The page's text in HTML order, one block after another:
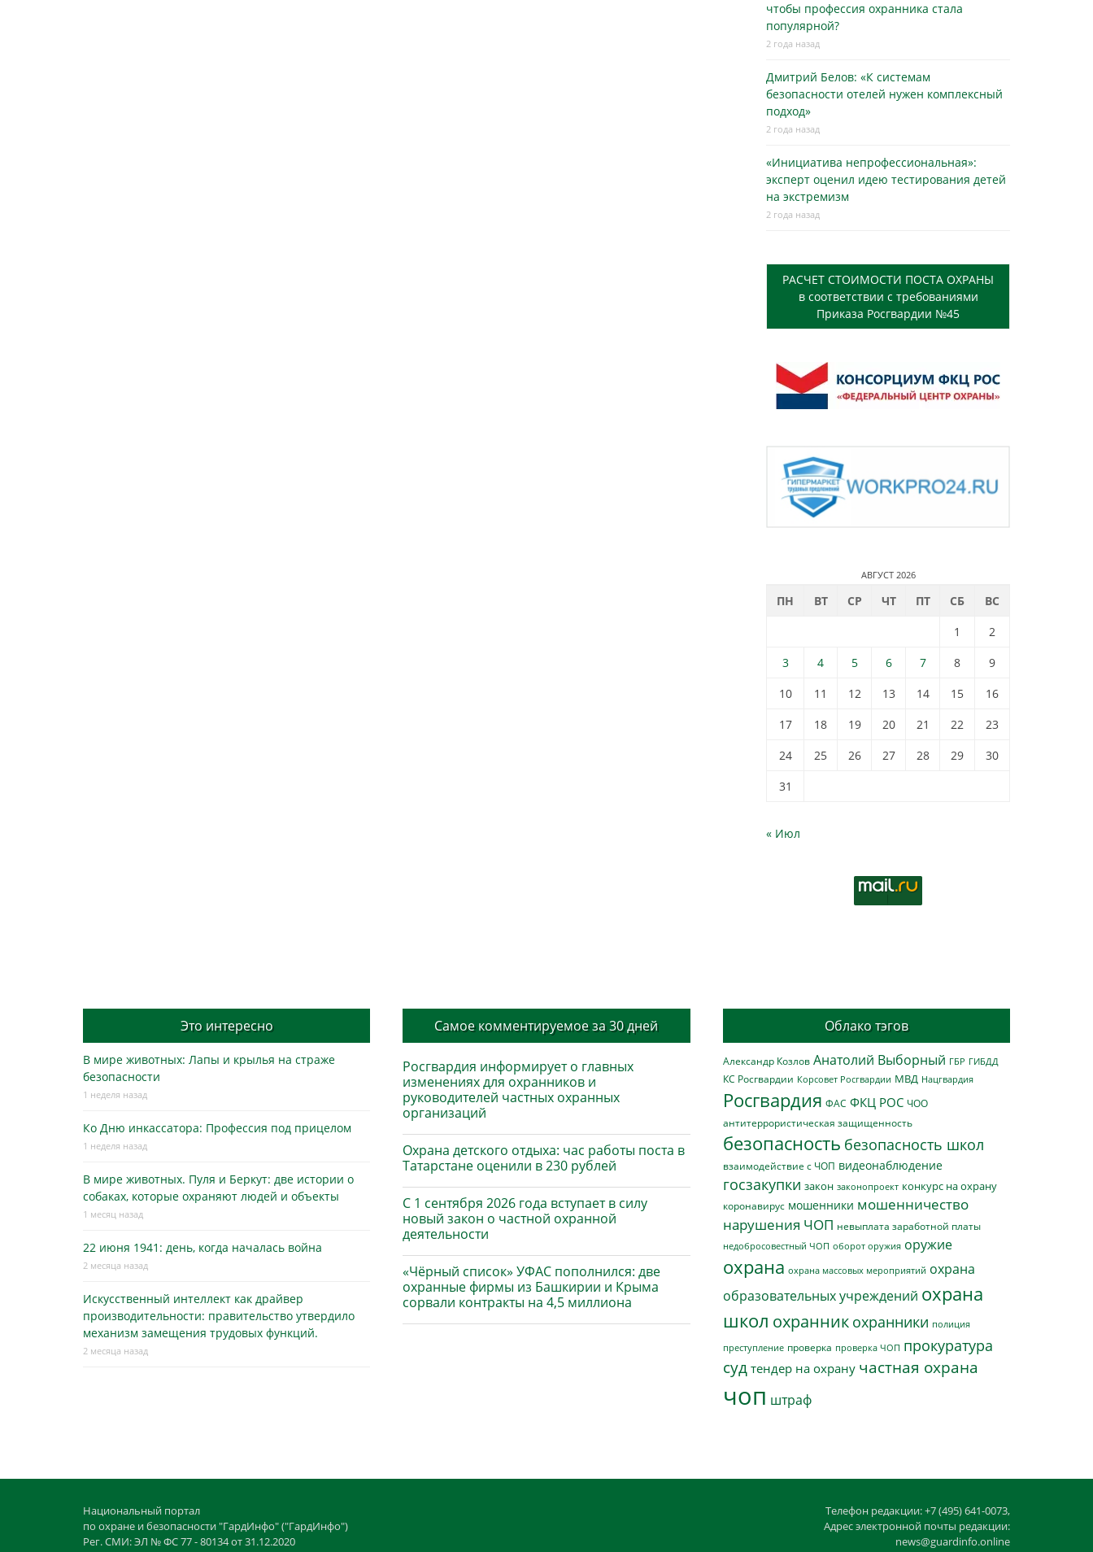
чтобы профессия охранника стала
популярной?
2 года назад
Дмитрий Белов: «К системам
безопасности отелей нужен комплексный
подход»
2 года назад
«Инициатива непрофессиональная»:
эксперт оценил идею тестирования детей
на экстремизм
2 года назад
РАСЧЕТ СТОИМОСТИ ПОСТА ОХРАНЫ
в соответствии с требованиями
Приказа Росгвардии №45
АВГУСТ 2026
ПН ВТ СР ЧТ ПТ СБ
ВС
1
2
3
4 5 6 7 8
9
10
11 12 13 14 15
16
17
18 19 20 21 22
23
24
25 26 27 28 29
30
31
« Июл
Это интересно
В мире животных: Лапы и крылья на страже
безопасности
1 неделя назад
Ко Дню инкассатора: Профессия под прицелом
1 неделя назад
В мире животных. Пуля и Беркут: две истории о
собаках, которые охраняют людей и объекты
1 месяц назад
22 июня 1941: день, когда началась война
2 месяца назад
Искусственный интеллект как драйвер
производительности: правительство утвердило
механизм замещения трудовых функций.
2 месяца назад
Самое комментируемое за 30 дней
Росгвардия информирует о главных
изменениях для охранников и
руководителей частных охранных
организаций
Охрана детского отдыха: час работы поста в
Татарстане оценили в 230 рублей
С 1 сентября 2026 года вступает в силу
новый закон о частной охранной
деятельности
«Чёрный список» УФАС пополнился: две
охранные фирмы из Башкирии и Крыма
сорвали контракты на 4,5 миллиона
Облако тэгов
Александр Козлов Анатолий Выборный ГБР ГИБДД
КС Росгвардии Корсовет Росгвардии МВД Нацгвардия
Росгвардия ФАС ФКЦ РОС ЧОО
антитеррористическая защищенность
безопасность безопасность школ
взаимодействие с ЧОП видеонаблюдение
госзакупки закон законопроект конкурс на охрану
коронавирус мошенники мошенничество
нарушения ЧОП невыплата заработной платы
недобросовестный ЧОП оборот оружия оружие
охрана охрана массовых мероприятий охрана
образовательных учреждений охрана
школ охранник охранники полиция
преступление проверка проверка ЧОП прокуратура
суд тендер на охрану частная охрана
чоп штраф
Национальный портал
по охране и безопасности "ГардИнфо" ("ГардИнфо")
Рег. СМИ: ЭЛ № ФС 77 - 80134 от 31.12.2020
Телефон редакции: +7 (495) 641-0073,
Адрес электронной почты редакции:
news@guardinfo.online